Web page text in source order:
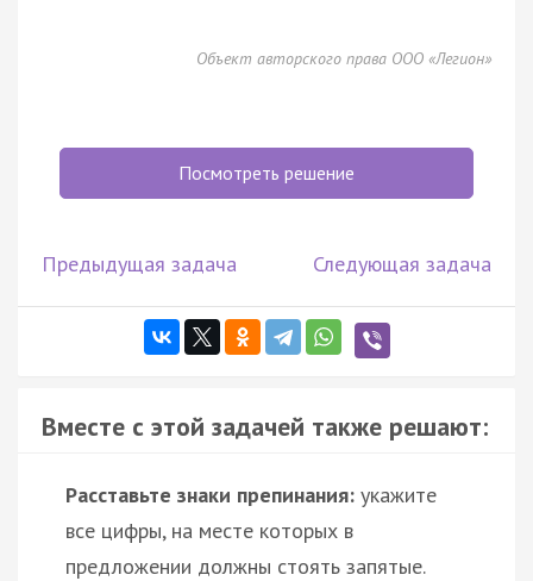
Объект авторского права ООО «Легион»
Посмотреть решение
Предыдущая задача Следующая задача
Вместе с этой задачей также решают:
Расставьте знаки препинания: укажите
все цифры, на месте которых в
предложении должны стоять запятые.